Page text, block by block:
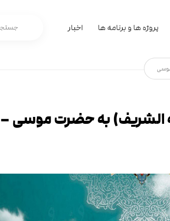
پروژه ها و برنامه ها اخبار
الشریف) به حضرت موسی